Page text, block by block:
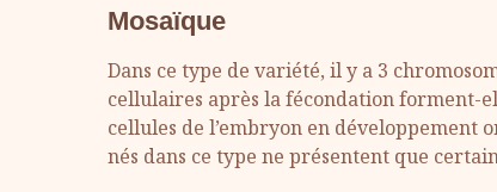
Mosaïque
Dans ce type de variété, il y a 3
cellulaires après la fécondation forment-
cellules de l’embryon en développement
nés dans ce type ne présentent que